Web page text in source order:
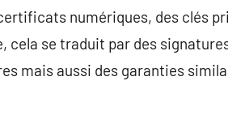
numériques, des clés
cela se traduit par des
mais aussi des garanties